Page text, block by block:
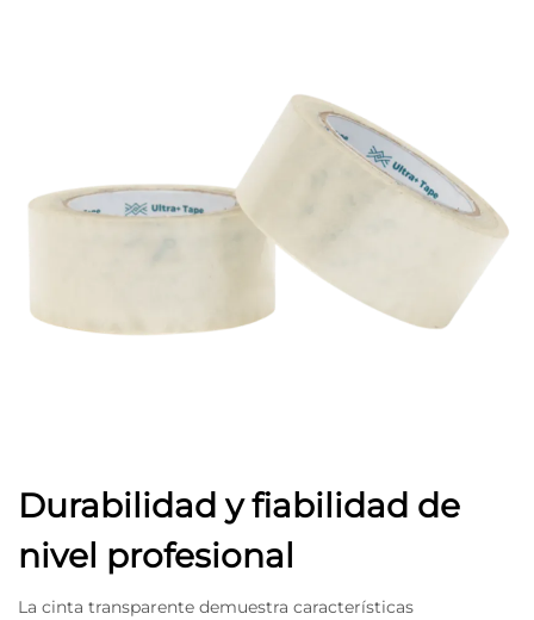
Durabilidad y fiabilidad de
nivel profesional
La cinta transparente demuestra características